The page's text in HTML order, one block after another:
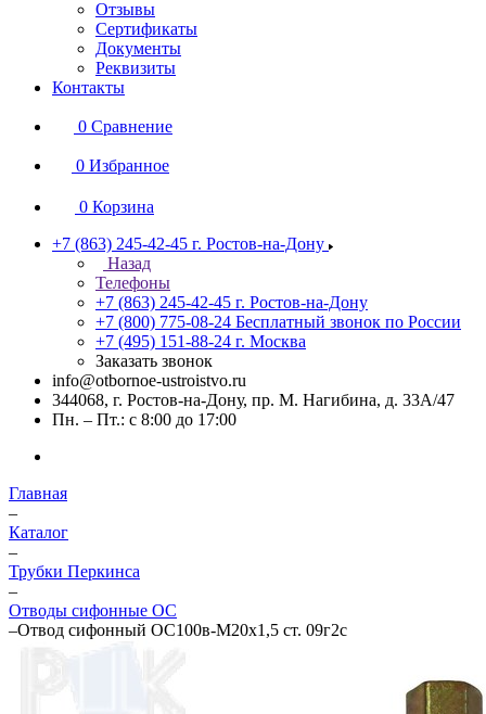
Отзывы
Сертификаты
Документы
Реквизиты
Контакты
0 Сравнение
0 Избранное
0 Корзина
+7 (863) 245-42-45 г. Ростов-на-Дону
Назад
Телефоны
+7 (863) 245-42-45 г. Ростов-на-Дону
+7 (800) 775-08-24 Бесплатный звонок по России
+7 (495) 151-88-24 г. Москва
Заказать звонок
info@otbornoe-ustroistvo.ru
344068, г. Ростов-на-Дону, пр. М. Нагибина, д. 33А/47
Пн. – Пт.: с 8:00 до 17:00
Главная
–
Каталог
–
Трубки Перкинса
–
Отводы сифонные ОС
–Отвод сифонный ОС100в-М20х1,5 ст. 09г2с